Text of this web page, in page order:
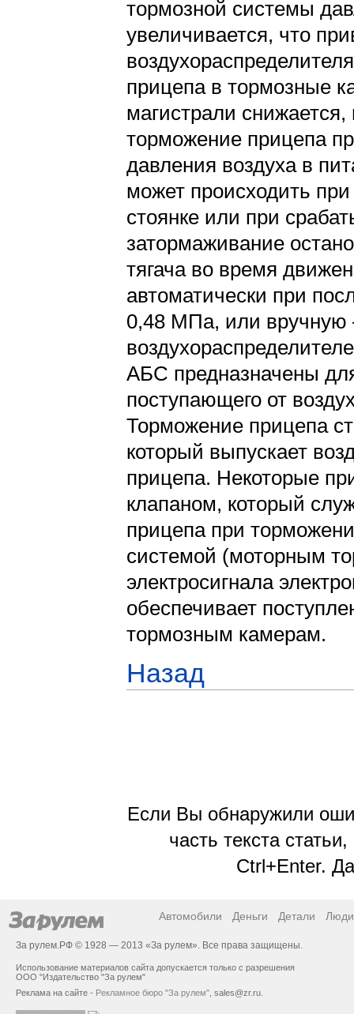
тормозной системы
увеличивается, что
прицепа в тормозные
магистрали
торможение прицепа
давления воздуха в
может происходить
стоянке или при
затормаживание
тягача во время
автоматически при
0,48 МПа, или вручную
АБС предназначены
поступающего от
Торможение прицепа
который выпускает
прицепа. Некоторые
клапаном, который
прицепа при
системой (моторным
электросигнала
обеспечивает
тормозным камерам.
Назад
Если Вы обнаружили
часть текста
Ctrl+Enter.
Автомобили Деньги Детали Люди
За рулем.РФ © 1928 — 2013 «За рулем». Все права защищены.
Использование материалов сайта допускается только с разрешения
ООО "Издательство "За рулем"
Реклама на сайте - Рекламное бюро "За рулем" sales@zr.ru